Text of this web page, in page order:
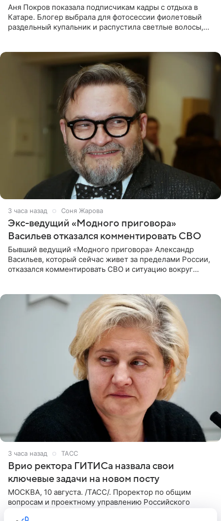
Аня Покров показала подписчикам кадры с отдыха в
Катаре. Блогер выбрала для фотосессии фиолетовый
раздельный купальник и распустила светлые волосы,
3 часа назад Соня Жарова
Экс-ведущий «Модного приговора»
Васильев отказался комментировать СВО
Бывший ведущий «Модного приговора» Александр
Васильев, который сейчас живет за пределами России,
отказался комментировать СВО и ситуацию вокруг
3 часа назад ТАСС
Врио ректора ГИТИСа назвала свои
ключевые задачи на новом посту
МОСКВА, 10 августа. /ТАСС/. Проректор по общим
вопросам и проектному управлению Российского